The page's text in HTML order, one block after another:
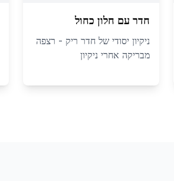
חדר עם חלון כחול
ניקיון יסודי של חדר ריק - רצפה
מבריקה אחרי ניקיון